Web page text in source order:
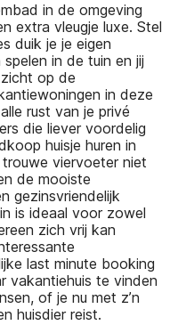
in de omgeving
extra vleugje luxe. Stel
duik je je eigen
in de tuin en jij
op de
in deze
rust van je privé
die liever voordelig
huisje huren in
viervoeter niet
de mooiste
gezinsvriendelijk
is ideaal voor zowel
zich vrij kan
last minute booking
vakantiehuis te vinden
of je nu met z’n
huisdier reist.